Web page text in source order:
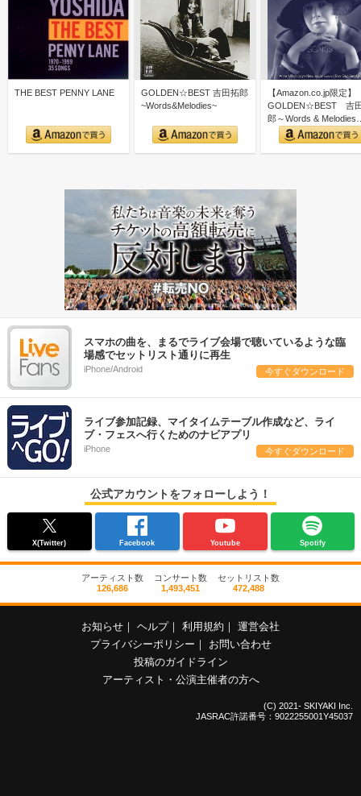
THE BEST PENNY LANE
GOLDEN☆BEST 吉田拓郎
~Words&Melodies~
【Amazon.co.jp限定】
GOLDEN☆BEST 吉
郎～Words &
スマホの曲を、まるでライブ会場で聴いているような臨
場感でセットリスト通りに再生
iPhone/Android 今すぐダウンロード
ライブ参加記録、マイタイムテーブル作成など、ライ
ブ・フェスへ行くためのナビアプリ
iPhone 今すぐダウンロード
公式アカウントをフォローしよう！
X(Twitter) Facebook Youtube Spotify
アーティスト数
126,686
コンサート数
1,493,451
セットリスト数
472,488
お知らせ ヘルプ 利用規約
運営会社
プライバシーポリシー
お問い合わせ
投稿のガイドライン
アーティスト・公演主催者の方へ
(C) 2021- SKIYAKI Inc.
JASRAC許諾番号：9022255001Y45037